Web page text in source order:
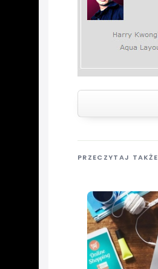
PRZECZYTAJ TAKŻE